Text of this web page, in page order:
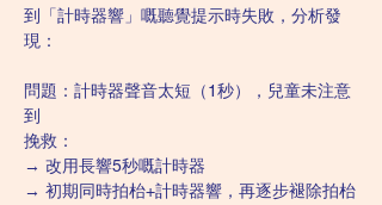
到「計時器響」嘅聽覺提示時失敗，分析發
現：
問題：計時器聲音太短（1秒），兒童未注意
到
挽救：
→ 改用長響5秒嘅計時器
→ 初期同時拍枱+計時器響，再逐步褪除拍枱